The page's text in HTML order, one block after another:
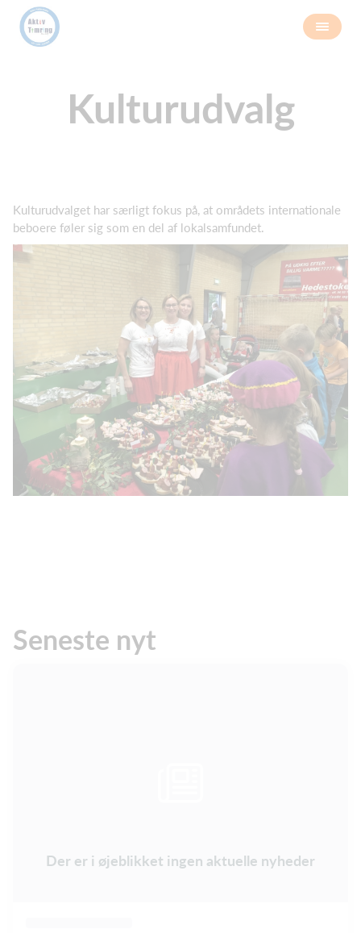
Kulturudvalg
Kulturudvalget har særligt fokus på, at områdets internationale
beboere føler sig som en del af lokalsamfundet.
Seneste nyt
Der er i øjeblikket ingen aktuelle nyheder